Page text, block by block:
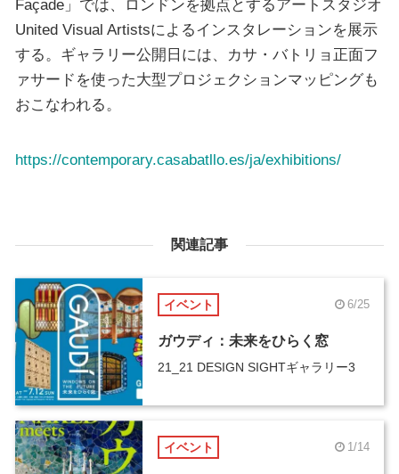
Façade」では、ロンドンを拠点とするアートスタジオ
United Visual Artistsによるインスタレーションを展示
する。ギャラリー公開日には、カサ・バトリョ正面フ
ァサードを使った大型プロジェクションマッピングも
おこなわれる。
https://contemporary.casabatllo.es/ja/exhibitions/
関連記事
イベント 6/25
ガウディ：未来をひらく窓
21_21 DESIGN SIGHTギャラリー3
イベント 1/14